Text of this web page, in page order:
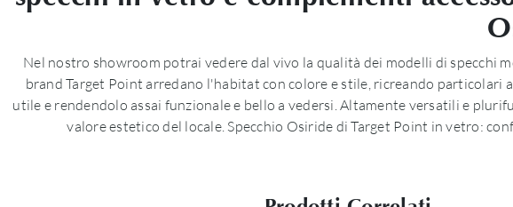
Nel nostro showroom potrai vedere dal vivo la qualità dei modelli di specchi
brand Target Point arredano l'habitat con colore e stile, ricreando particolari
utile e rendendolo assai funzionale e bello a vedersi. Altamente versatili e
valore estetico del locale. Specchio Osiride di Target Point in vetro: